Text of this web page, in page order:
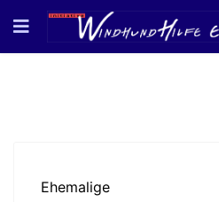
Ehemalige